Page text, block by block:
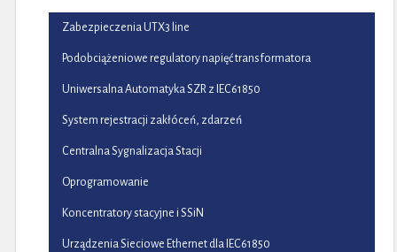
Zabezpieczenia UTX3 line
Podobciążeniowe regulatory napięć transformatora
Uniwersalna Automatyka SZR z IEC61850
System rejestracji zakłóceń, zdarzeń
Centralna Sygnalizacja Stacji
Oprogramowanie
Koncentratory stacyjne i SSiN
Urządzenia Sieciowe Ethernet dla IEC61850